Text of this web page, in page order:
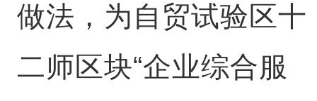
做法，为自贸试验区十
二师区块“企业综合服